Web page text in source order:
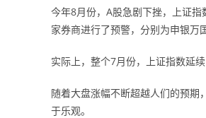
今年8月份，A股急剧下挫，上证
家券商进行了预警，分别为申银万
实际上，整个7月份，上证指数延
随着大盘涨幅不断超越人们的预期
于乐观。